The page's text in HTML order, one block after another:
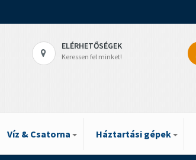
ELÉRHETŐSÉGEK
Keressen fel minket!
Víz & Csatorna Háztartási gépek